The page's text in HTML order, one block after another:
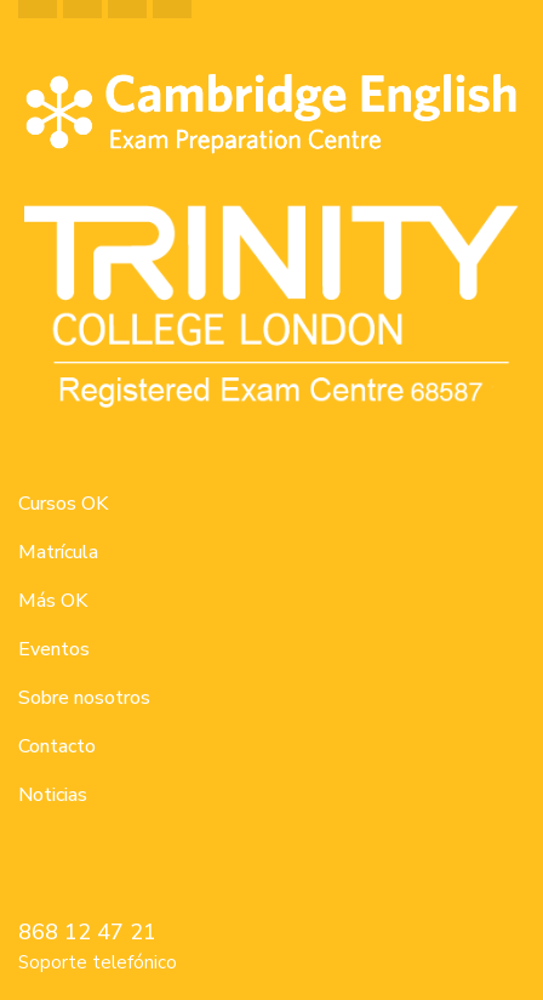
Cursos OK
Matrícula
Más OK
Eventos
Sobre nosotros
Contacto
Noticias
868 12 47 21
Soporte telefónico